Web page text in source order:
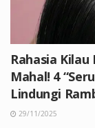
Rahasia
Mahal! 4
Lindungi
29/11/2025